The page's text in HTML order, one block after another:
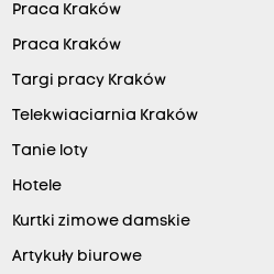
Praca Kraków
Praca Kraków
Targi pracy Kraków
Telekwiaciarnia Kraków
Tanie loty
Hotele
Kurtki zimowe damskie
Artykuły biurowe